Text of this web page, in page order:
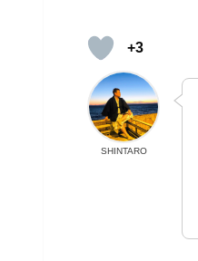
+3
SHINTARO